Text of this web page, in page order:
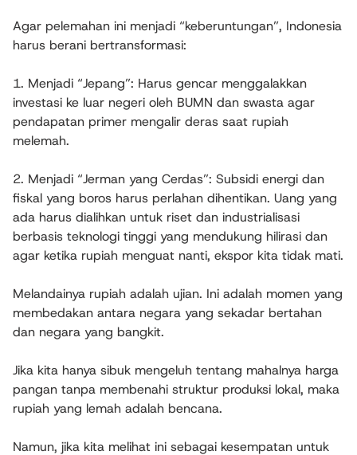
Agar pelemahan ini menjadi “keberuntungan”, Indonesia
harus berani bertransformasi:
1. Menjadi “Jepang”: Harus gencar menggalakkan
investasi ke luar negeri oleh BUMN dan swasta agar
pendapatan primer mengalir deras saat rupiah
melemah.
2. Menjadi “Jerman yang Cerdas”: Subsidi energi dan
fiskal yang boros harus perlahan dihentikan. Uang yang
ada harus dialihkan untuk riset dan industrialisasi
berbasis teknologi tinggi yang mendukung hilirasi dan
agar ketika rupiah menguat nanti, ekspor kita tidak mati.
Melandainya rupiah adalah ujian. Ini adalah momen yang
membedakan antara negara yang sekadar bertahan
dan negara yang bangkit.
Jika kita hanya sibuk mengeluh tentang mahalnya harga
pangan tanpa membenahi struktur produksi lokal, maka
rupiah yang lemah adalah bencana.
Namun, jika kita melihat ini sebagai kesempatan untuk